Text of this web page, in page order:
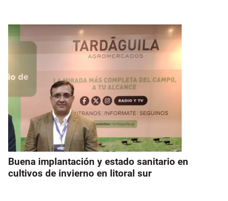
Buena implantación y estado sanitario en
cultivos de invierno en litoral sur